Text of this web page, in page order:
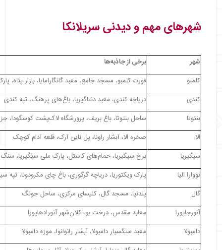
شهرهای مهم و دیدنی سریلانکا
شهر
برخی از جاذبه‌ها
کلمبو
فورت کلمبو، مسجد جامع، معبد گانگارامایا، بازار پتاه،
کندی
دریاچه کندی، معبد دنتاگیریا، باغ‌های پرهنگ، تپه کندی
بنتوتا
ساحل بنتوتا، باغ بریف، پرورشگاه لاک‌پشت کوسگودا،
الا
صخره الا، آبشار راونا، پل ناین آرک، قلعه آدام کوچک
سیگیریا
برج سیگیریا، حمام‌های کاستل، پارک ملی سیگیریا،
نووارا الیا
پارک ویکتوریا، دریاچه گرگوری، باغ چای مکرودونا، تپه
گال
پلدنیا، مسجد گال، کلیسای مرکزی، ساحل جونگ
آنورجاپورا
معابد مقدس، درخت بو، کلان‌شهر آنورادهاپورا
دامبولا
معبد سنگسپار دامبولا، آبشار رانوانوا، موزه دامبولا